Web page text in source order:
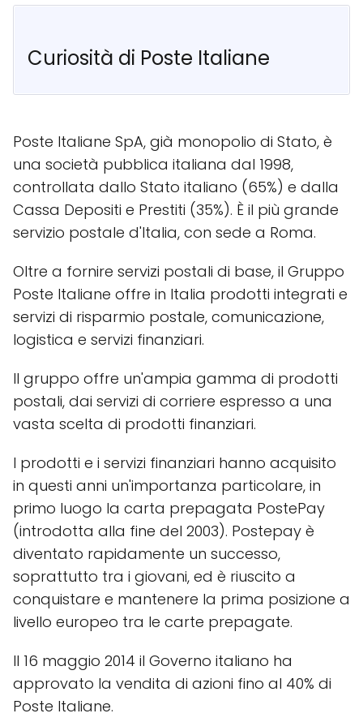
Curiosità di Poste Italiane
Poste Italiane SpA, già monopolio di Stato, è
una società pubblica italiana dal 1998,
controllata dallo Stato italiano (65%) e dalla
Cassa Depositi e Prestiti (35%). È il più grande
servizio postale d'Italia, con sede a Roma.
Oltre a fornire servizi postali di base, il Gruppo
Poste Italiane offre in Italia prodotti integrati e
servizi di risparmio postale, comunicazione,
logistica e servizi finanziari.
Il gruppo offre un'ampia gamma di prodotti
postali, dai servizi di corriere espresso a una
vasta scelta di prodotti finanziari.
I prodotti e i servizi finanziari hanno acquisito
in questi anni un'importanza particolare, in
primo luogo la carta prepagata PostePay
(introdotta alla fine del 2003). Postepay è
diventato rapidamente un successo,
soprattutto tra i giovani, ed è riuscito a
conquistare e mantenere la prima posizione a
livello europeo tra le carte prepagate.
Il 16 maggio 2014 il Governo italiano ha
approvato la vendita di azioni fino al 40% di
Poste Italiane.